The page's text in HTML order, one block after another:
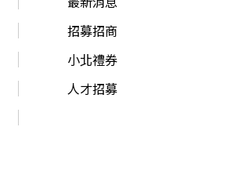
招募招商
小北禮券
人才招募